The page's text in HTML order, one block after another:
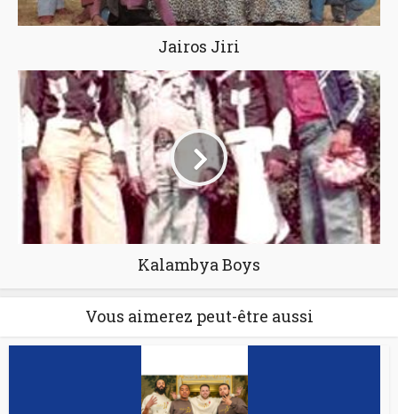
Jairos Jiri
Kalambya Boys
Vous aimerez peut-être aussi